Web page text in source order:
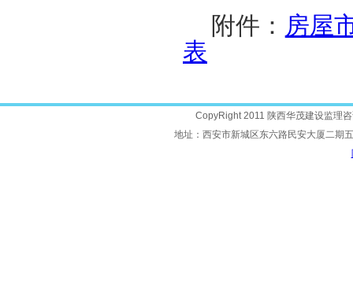
附件： 房屋
表
CopyRight 2011 陕西华茂建设监理
地址：西安市新城区东六路民安大厦二期